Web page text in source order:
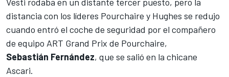
distancia con los líderes Pourchaire y Hughes se redujo
cuando entró el coche de seguridad por el compañero
de equipo ART Grand Prix de Pourchaire,
Sebastián Fernández, que se salió en la chicane
Ascari.